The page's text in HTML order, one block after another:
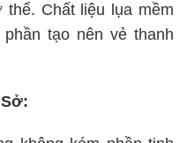
Chất liệu lụa mềm
tạo nên vẻ thanh